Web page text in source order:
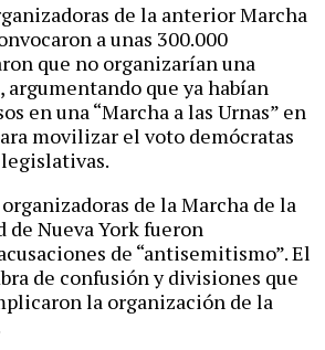
de la anterior Marcha
a unas 300.000
que no organizarían una
argumentando que ya habían
en una “Marcha a las Urnas” en
movilizar el voto demócratas
de la Marcha de la
de Nueva York fueron
de “antisemitismo”. El
de confusión y divisiones que
la organización de la